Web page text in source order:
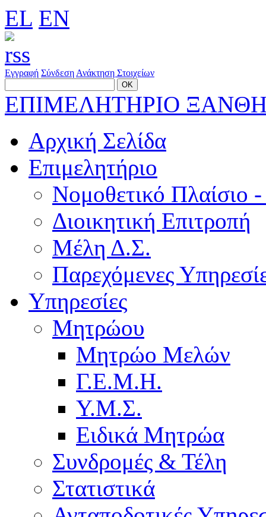
EL EN
Εγγραφή Σύνδεση Ανάκτηση Στοιχείων
ΕΠΙΜΕΛΗΤΗΡΙΟ
Αρχική Σελίδα
Επιμελητήριο
Νομοθετικό Πλαίσιο
Διοικητική Επιτροπή
Μέλη Δ.Σ.
Παρεχόμενες
Υπηρεσίες
Μητρώου
Μητρώο Μελών
Γ.Ε.Μ.Η.
Υ.Μ.Σ.
Ειδικά Μητρώα
Συνδρομές & Τέλη
Στατιστικά